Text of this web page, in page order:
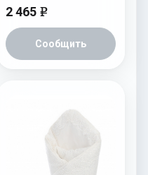
2 465 e
Сообщить